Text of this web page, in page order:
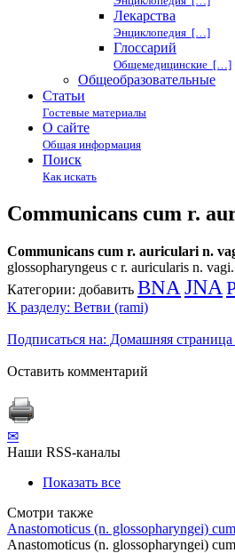
Лекарства
Энциклопедия […]
Глоссарий
Общемедицинские […]
Общеобразовательные
Статьи
Гостевые материалы
О сайте
Общая информация
Поиск
Как искать
Communicans cum r.
Communicans cum r. auriculari n.
glossopharyngeus с r. auricularis n. vagi.
Категории: добавить BNA JNA
К разделу: Ветви (rami)
Подписаться на: Домашняя
Оставить комментарий
✉
Наши RSS-каналы
Показать все
Смотри также
Anastomoticus (n. glossopharyngei)
Anastomoticus (n. glossopharyngei)